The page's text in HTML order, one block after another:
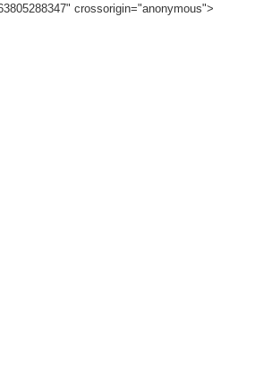
crossorigin="anonymous">